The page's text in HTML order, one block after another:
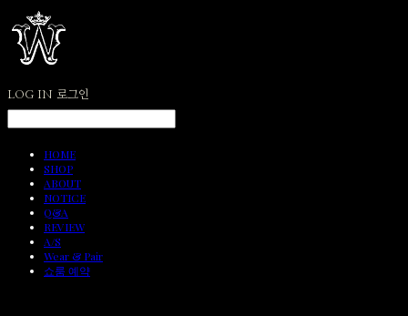
LOG IN 로그인
HOME
SHOP
ABOUT
NOTICE
Q&A
REVIEW
A/S
Wear & Pair
쇼룸 예약